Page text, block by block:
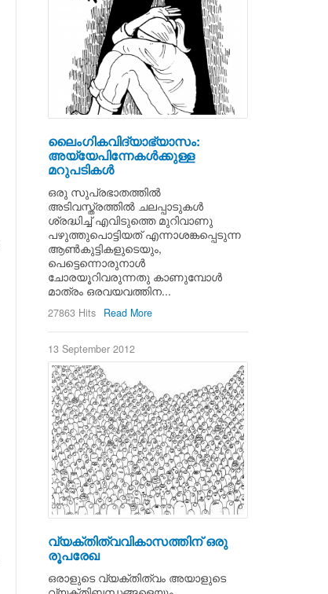
ലൈംഗികവിദ്യാഭ്യാസം:
അയ്യേപിന്നേകള്‍ക്കുള്ള
മറുപടികള്‍
ഒരു സുപ്രഭാതത്തില്‍
അടിവസ്ത്രത്തില്‍ ചലപ്പാടുകള്‍
ശ്രദ്ധിച്ച് എവിടുത്തെ മുറിവാണു
പഴുത്തുപൊട്ടിയത് എന്നാശങ്കപ്പെടുന്ന
ആണ്‍കുട്ടികളുടെയും,
പെട്ടെന്നൊരുനാള്‍
ചോരയൂറിവരുന്നതു കാണുമ്പോള്‍
മാത്രം ഒരവയവത്തിന...
27863 Hits Read More
13 September 2012
വ്യക്തിത്വവികാസത്തിന് ഒരു
രൂപരേഖ
ഒരാളുടെ വ്യക്തിത്വം അയാളുടെ